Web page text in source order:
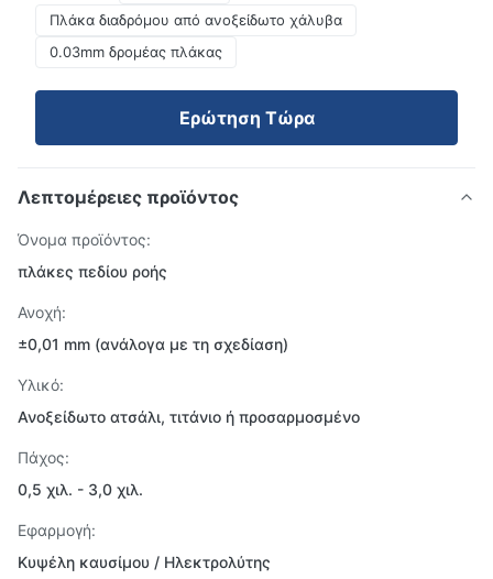
Πλάκα διαδρόμου από ανοξείδωτο χάλυβα
0.03mm δρομέας πλάκας
Ερώτηση Τώρα
Λεπτομέρειες προϊόντος
Όνομα προϊόντος:
πλάκες πεδίου ροής
Ανοχή:
±0,01 mm (ανάλογα με τη σχεδίαση)
Υλικό:
Ανοξείδωτο ατσάλι, τιτάνιο ή προσαρμοσμένο
Πάχος:
0,5 χιλ. - 3,0 χιλ.
Εφαρμογή:
Κυψέλη καυσίμου / Ηλεκτρολύτης